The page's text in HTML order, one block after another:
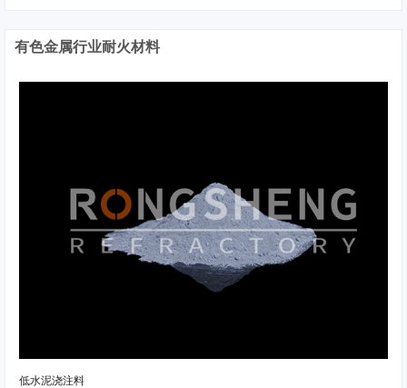
有色金属行业耐火材料
低水泥浇注料